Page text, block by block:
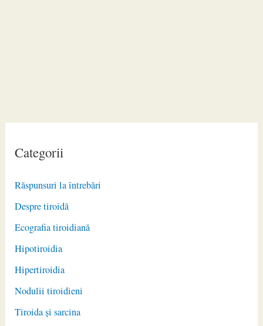
Categorii
Răspunsuri la întrebări
Despre tiroidă
Ecografia tiroidiană
Hipotiroidia
Hipertiroidia
Nodulii tiroidieni
Tiroida și sarcina